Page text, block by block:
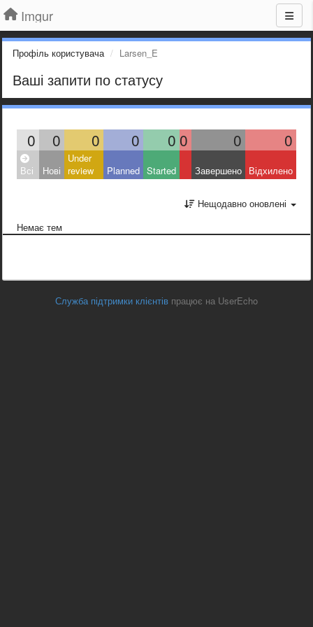
Imgur
Профіль користувача Larsen_E
Ваші запити по статусу
0 0 0 0 0 0 0 0
Всі Нові
Under
review
Planned Started Завершено Відхилено
Нещодавно оновлені
Немає тем
Служба підтримки клієнтів працює на UserEcho